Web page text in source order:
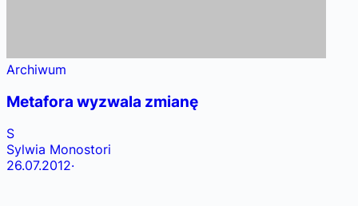
Archiwum
Metafora wyzwala zmianę
S
Sylwia Monostori
26.07.2012·